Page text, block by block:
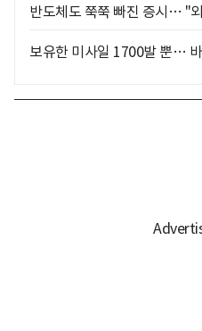
반도체도 쭉쭉 빠진 증시… "
보유한 미사일 1700발 뿐…